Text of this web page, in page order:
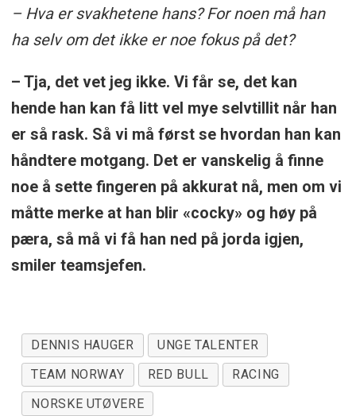
– Hva er svakhetene hans? For noen må han
ha selv om det ikke er noe fokus på det?
– Tja, det vet jeg ikke. Vi får se, det kan
hende han kan få litt vel mye selvtillit når han
er så rask. Så vi må først se hvordan han kan
håndtere motgang. Det er vanskelig å finne
noe å sette fingeren på akkurat nå, men om vi
måtte merke at han blir «cocky» og høy på
pæra, så må vi få han ned på jorda igjen,
smiler teamsjefen.
DENNIS HAUGER
UNGE TALENTER
TEAM NORWAY
RED BULL
RACING
NORSKE UTØVERE